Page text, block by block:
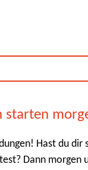
starten
Hast du dir
Dann morgen